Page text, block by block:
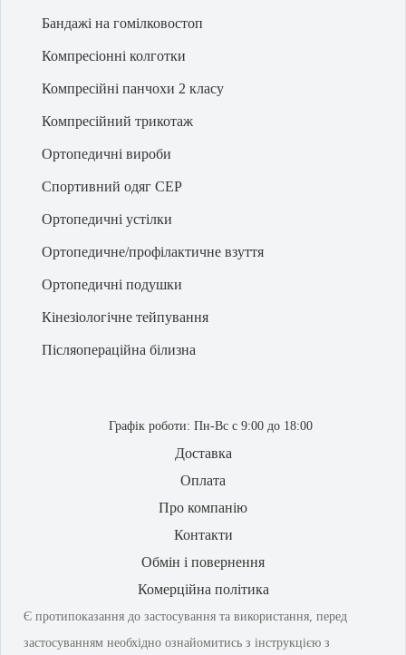
Бандажі на гомілковостоп
Компресіонні колготки
Компресійні панчохи 2 класу
Компресійний трикотаж
Ортопедичні вироби
Спортивний одяг CEP
Ортопедичні устілки
Ортопедичне/профілактичне взуття
Ортопедичні подушки
Кінезіологічне тейпування
Післяопераційна білизна
Графік роботи: Пн-Вс с 9:00 до 18:00
Доставка
Оплата
Про компанію
Контакти
Обмін і повернення
Комерційна політика
Є протипоказання до застосування та використання, перед
застосуванням необхідно ознайомитись з інструкцією з